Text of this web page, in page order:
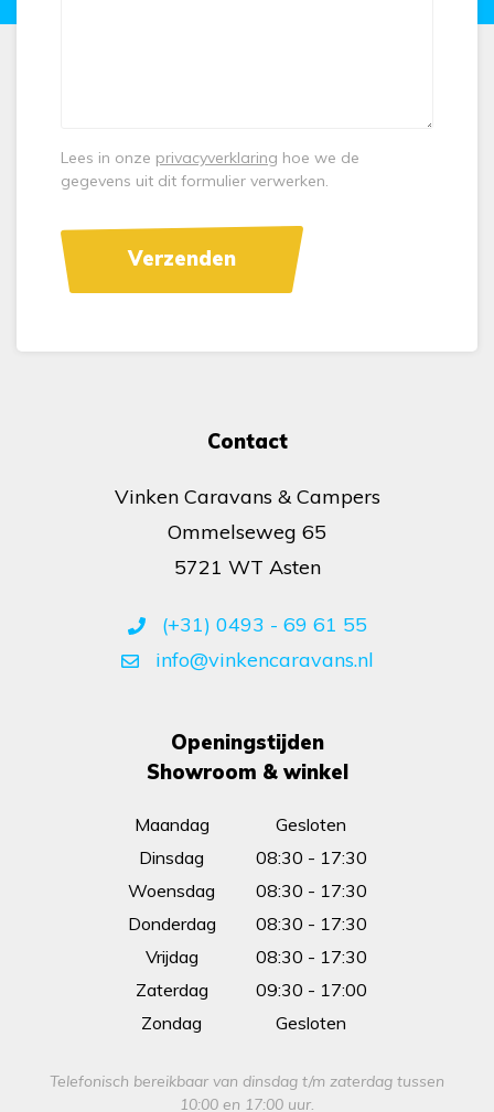
Lees in onze privacyverklaring hoe we de
gegevens uit dit formulier verwerken.
Contact
Vinken Caravans & Campers
Ommelseweg 65
5721 WT Asten
(+31) 0493 - 69 61 55
info@vinkencaravans.nl
Openingstijden
Showroom & winkel
Maandag
Dinsdag
Woensdag
Donderdag
Vrijdag
Zaterdag
Zondag
Gesloten
08:30 - 17:30
08:30 - 17:30
08:30 - 17:30
08:30 - 17:30
09:30 - 17:00
Gesloten
Telefonisch bereikbaar van dinsdag t/m zaterdag tussen
10:00 en 17:00 uur.